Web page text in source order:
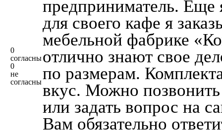
0
согласны
0
не
согласны
предприниматель.
для своего кафе я
мебельной фабрике
отлично знают свое
по размерам.
вкус. Можно
или задать вопрос на
Вам обязательно